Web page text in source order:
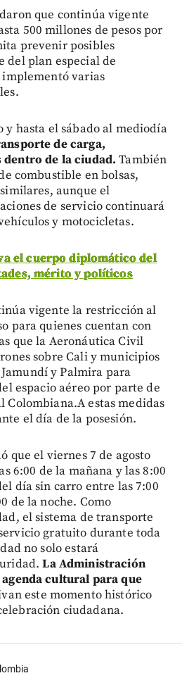
que continúa vigente
500 millones de pesos por
prevenir posibles
del plan especial de
varias
y hasta el sábado al mediodía
de carga,
de la ciudad. También
combustible en bolsas,
aunque el
de servicio continuará
y motocicletas.
el cuerpo diplomático del
mérito y políticos
vigente la restricción al
para quienes cuentan con
que la Aeronáutica Civil
sobre Cali y municipios
y Palmira para
espacio aéreo por parte de
Colombiana.A estas medidas
el día de la posesión.
que el viernes 7 de agosto
6:00 de la mañana y las 8:00
día sin carro entre las 7:00
de la noche. Como
el sistema de transporte
gratuito durante toda
no solo estará
La Administración
cultural para que
este momento histórico
ciudadana.